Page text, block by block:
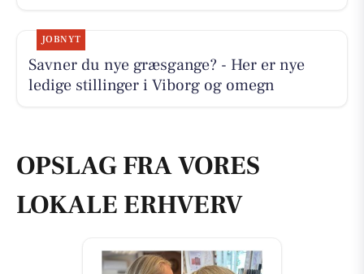
JOBNYT
Savner du nye græsgange? - Her er nye
ledige stillinger i Viborg og omegn
OPSLAG FRA VORES
LOKALE ERHVERV